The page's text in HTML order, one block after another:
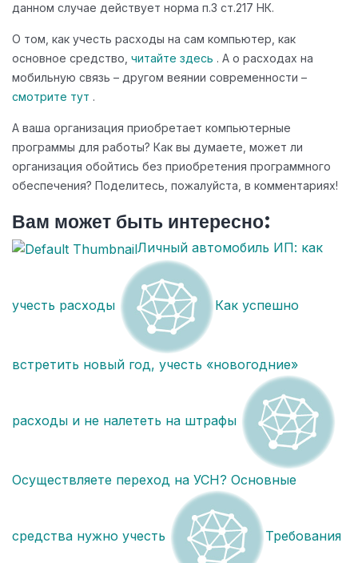
данном случае действует норма п.3 ст.217 НК.
О том, как учесть расходы на сам компьютер, как
основное средство, читайте здесь . А о расходах на
мобильную связь – другом веянии современности –
смотрите тут .
А ваша организация приобретает компьютерные
программы для работы? Как вы думаете, может ли
организация обойтись без приобретения программного
обеспечения? Поделитесь, пожалуйста, в комментариях!
Вам может быть интересно:
Личный автомобиль ИП: как
учесть расходы Как успешно
встретить новый год, учесть «новогодние»
расходы и не налететь на штрафы
Осуществляете переход на УСН? Основные
средства нужно учесть Требования